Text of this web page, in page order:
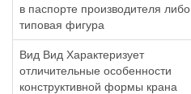
в паспорте производителя либо
типовая фигура
Вид Вид Характеризует
отличительные особенности
конструктивной формы крана